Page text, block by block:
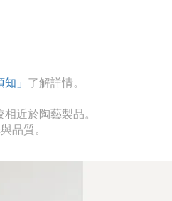
知」 了解詳情。
近於陶藝製品。
品質。